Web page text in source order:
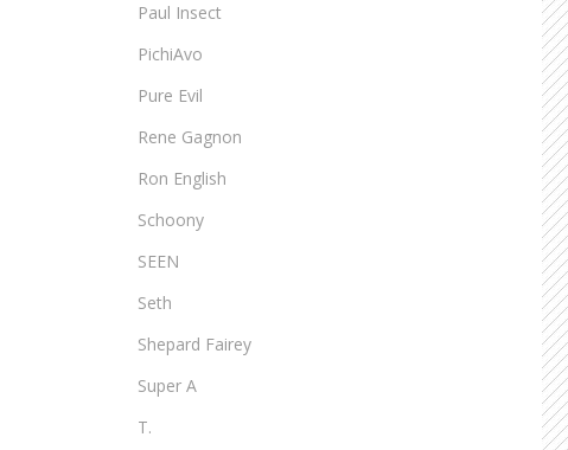
Paul Insect
PichiAvo
Pure Evil
Rene Gagnon
Ron English
Schoony
SEEN
Seth
Shepard Fairey
Super A
T.